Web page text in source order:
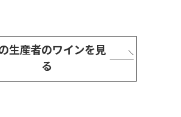
生産者のワインを見
る